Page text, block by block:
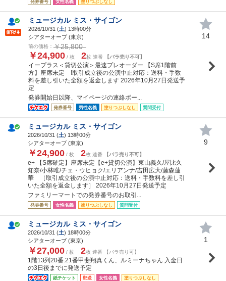
発券番号 女性名義 塗りつぶしなし
ミュージカル ミス・サイゴン
2026/10/31 (土) 13時00分
シアターオーブ (東京)
前の価格： ￥25,800
￥24,900 / 枚 2枚 連番 【バラ売り不可】
イープラス＜貸切公演＞最速プレオーダー 【S席1階前
方】座席未定 !取引成立後の公演中止対応：送料・手数
料を差し引いた全額を返金します 2026年10月27日発送予
定
発券開始日以降、マイページの連絡ボー...
発券番号 男性名義 塗りつぶしなし 質問受付
14
ミュージカル ミス・サイゴン
2026/10/31 (土) 13時00分
シアターオーブ (東京)
￥24,900 / 枚 2枚 連番 【バラ売り不可】
e+ 【S席確定】座席未定【e+貸切公演】東山義久/屋比久
知奈/小林唯/チェ・ウヒョク/エリアンナ/吉田広大/藤森蓮
華 ［取引成立後の公演中止対応：送料・手数料を差し引
いた全額を返金します］ 2026年10月27日発送予定
ファミリーマートでの発券番号のお取引...
発券番号 女性名義 塗りつぶしなし 質問受付
9
ミュージカル ミス・サイゴン
2026/10/31 (土) 18時00分
シアターオーブ (東京)
￥27,000 / 枚 2枚 連番 【バラ売り可】
1階13列20番.21番甲斐翔真くん、ルミーナちゃん 入金日
の3日後までに発送予定
紙チケット 郵送 女性名義
塗りつぶしなし
1